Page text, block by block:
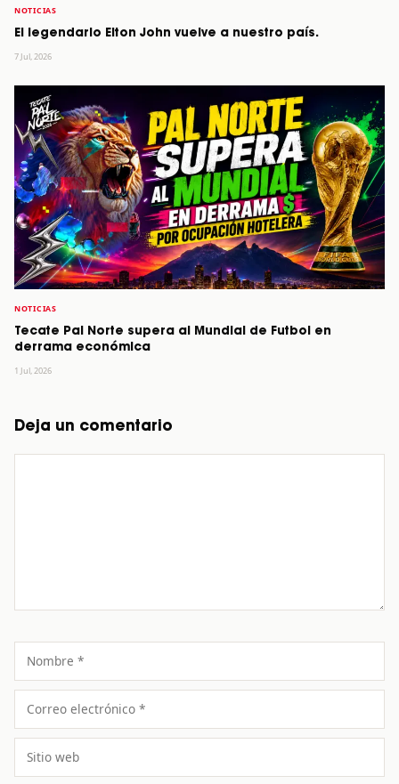
NOTICIAS
El legendario Elton John vuelve a nuestro país.
7 Jul, 2026
NOTICIAS
Tecate Pal Norte supera al Mundial de Futbol en
derrama económica
1 Jul, 2026
Deja un comentario
Comentario
Nombre
Correo
electrónico
Sitio
web